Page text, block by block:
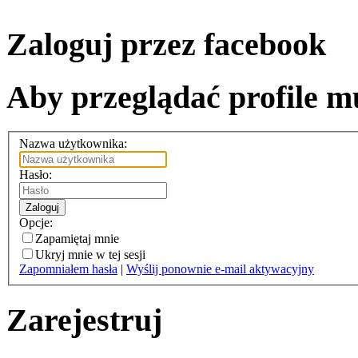
Zaloguj przez facebook
Aby przeglądać profile
Nazwa użytkownika:
Hasło:
Zaloguj
Opcje:
Zapamiętaj mnie
Ukryj mnie w tej sesji
Zapomniałem hasła | Wyślij ponownie e-mail aktywacyjny
Zarejestruj